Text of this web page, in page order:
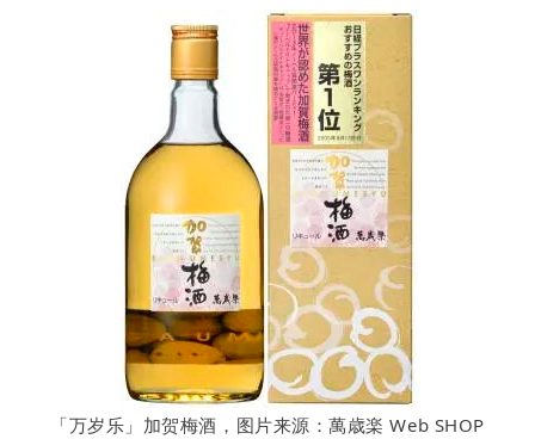
「万岁乐」加贺梅酒，图片来源：萬歳楽 Web SHOP